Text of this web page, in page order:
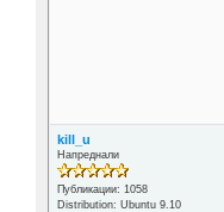
kill_u
Напреднали
Публикации: 1058
Distribution: Ubuntu 9.10